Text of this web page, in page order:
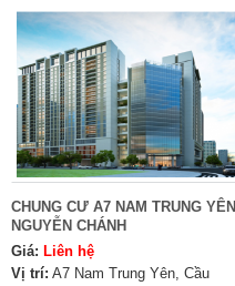
CHUNG CƯ A7 NAM TRUNG YÊN
NGUYỄN CHÁNH
Giá: Liên hệ
Vị trí: A7 Nam Trung Yên, Cầu